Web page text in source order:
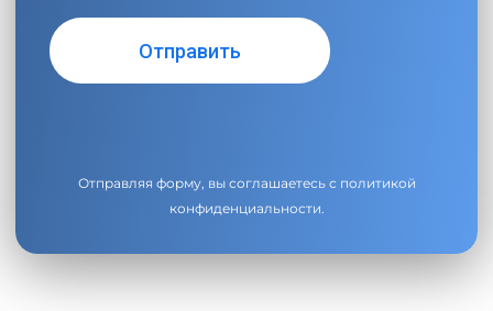
Отправляя форму, вы соглашаетесь с политикой
конфиденциальности.